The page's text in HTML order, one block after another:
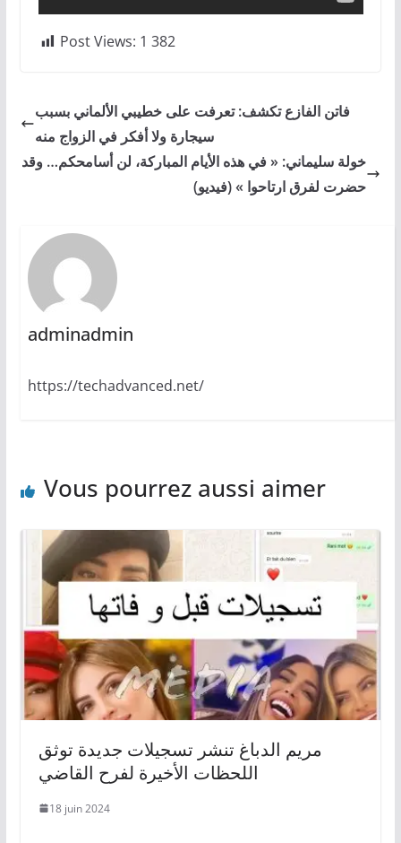
Post Views: 1 382
فاتن الفازع تكشف: تعرفت على خطيبي الألماني بسبب
سيجارة ولا أفكر في الزواج منه
خولة سليماني: « في هذه الأيام المباركة، لن أسامحكم… وقد
حضرت لفرق ارتاحوا » (فيديو)
adminadmin
https://techadvanced.net/
Vous pourrez aussi aimer
مريم الدباغ تنشر تسجيلات جديدة توثق
اللحظات الأخيرة لفرح القاضي
18 juin 2024